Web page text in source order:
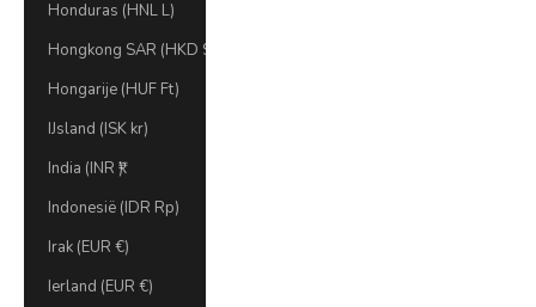
Honduras (HNL L)
Hongkong SAR (HKD $)
Hongarije (HUF Ft)
IJsland (ISK kr)
India (INR ₹)
Indonesië (IDR Rp)
Irak (EUR €)
Ierland (EUR €)